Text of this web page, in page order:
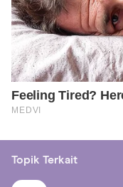
Topik Terkait